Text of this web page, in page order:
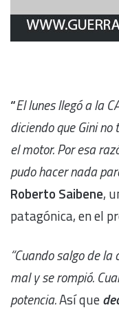
“El lunes llegó a la
diciendo que Gini
el motor. Por esa
pudo hacer nada
Roberto Saibene,
patagónica, en el
“Cuando salgo de
mal y se rompió.
potencia.Así que